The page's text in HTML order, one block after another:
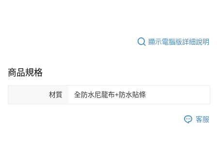
顯示電腦版詳細說明
商品規格
材質 全防水尼龍布+防水貼條
客服